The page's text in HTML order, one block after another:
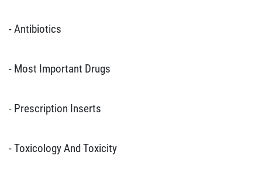
- Antibiotics
- Most Important Drugs
- Prescription Inserts
- Toxicology And Toxicity